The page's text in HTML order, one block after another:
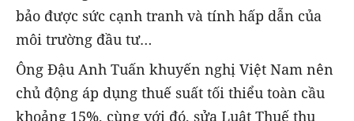
bảo được sức cạnh tranh và tính hấp dẫn của
môi trường đầu tư…
Ông Đậu Anh Tuấn khuyến nghị Việt Nam nên
chủ động áp dụng thuế suất tối thiểu toàn cầu
khoảng 15%, cùng với đó, sửa Luật Thuế thu